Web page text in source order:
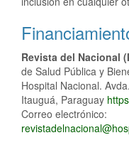
Revista del Nacional
de Salud Pública y
Hospital Nacional.
Itauguá, Paraguay
Correo electrónico: